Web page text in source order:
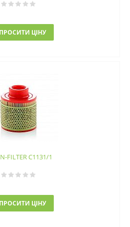
ЦІНУ
FILTER C1131/1
ЦІНУ